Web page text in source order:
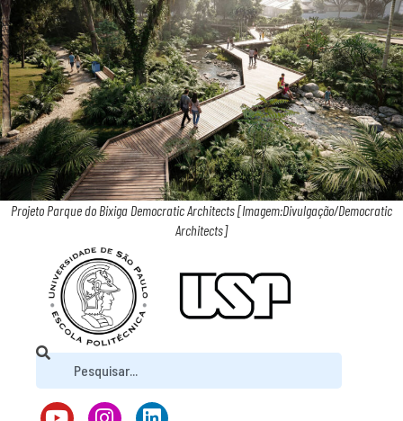
Projeto Parque do Bixiga Democratic Architects [Imagem:Divulgação/Democratic
Architects]